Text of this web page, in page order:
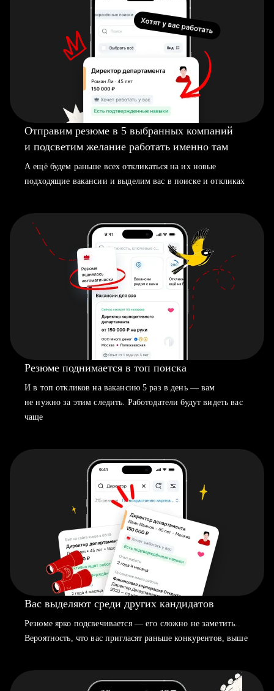
Отправим резюме в 5 выбранных компаний
и подсветим желание работать именно там
А ещё будем раньше всех откликаться на их новые
подходящие вакансии и выделим вас в поиске и откликах
Резюме поднимается в топ поиска
И в топ откликов на вакансию 5 раз в день — вам
не нужно за этим следить. Работодатели будут видеть вас
чаще
Вас выделяют среди других кандидатов
Резюме ярко подсвечивается — его сложно не заметить.
Вероятность, что вас пригласят раньше конкурентов, выше